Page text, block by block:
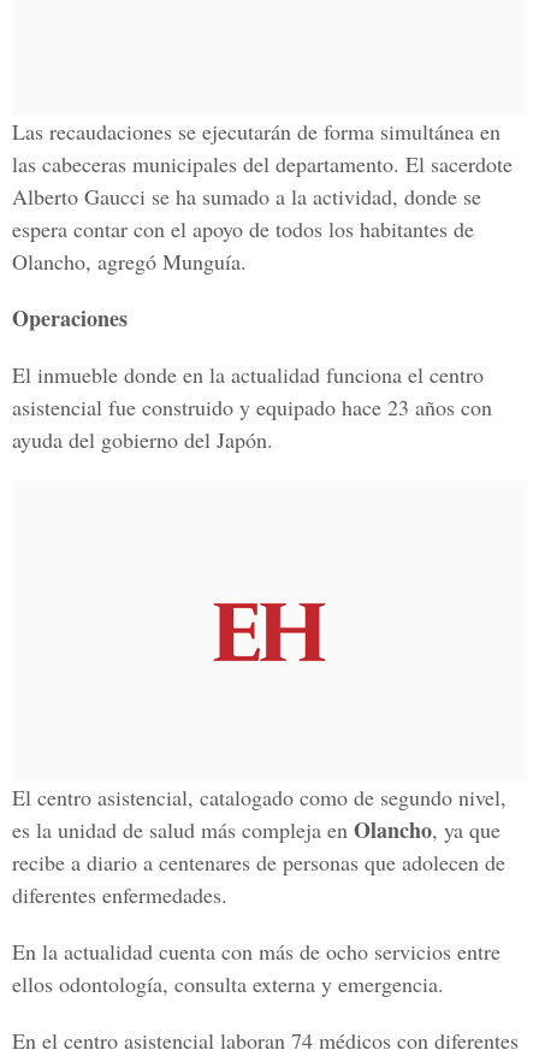
Las recaudaciones se ejecutarán de forma simultánea en
las cabeceras municipales del departamento. El sacerdote
Alberto Gaucci se ha sumado a la actividad, donde se
espera contar con el apoyo de todos los habitantes de
Olancho, agregó Munguía.
Operaciones
El inmueble donde en la actualidad funciona el centro
asistencial fue construido y equipado hace 23 años con
ayuda del gobierno del Japón.
El centro asistencial, catalogado como de segundo nivel,
es la unidad de salud más compleja en Olancho, ya que
recibe a diario a centenares de personas que adolecen de
diferentes enfermedades.
En la actualidad cuenta con más de ocho servicios entre
ellos odontología, consulta externa y emergencia.
En el centro asistencial laboran 74 médicos con diferentes